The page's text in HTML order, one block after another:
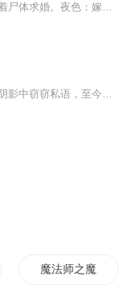
魔法师之魔法世界